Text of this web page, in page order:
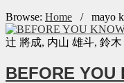
Browse: Home / mayo
辻 將成, 内山 雄斗, 鈴木
BEFORE YOU